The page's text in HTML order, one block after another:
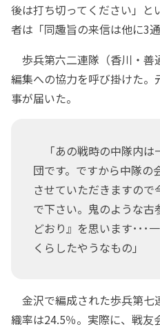
後は打ち切ってください」と
者は「同趣旨の来信は他に3
歩兵第六二連隊（香川・善
編集への協力を呼び掛けた
事が届いた。
「あの戦時の中隊内は
団です。ですから中隊の
させていただきますの
で下さい。鬼のような古
どおり』を思います･･･
くらしたやうなもの」
金沢で編成された歩兵第七
織率は24.5％。実際に、戦友